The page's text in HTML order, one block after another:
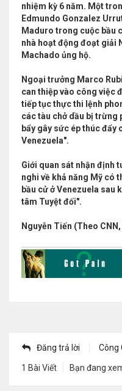
nhiệm kỳ 6 năm. Một
Edmundo Gonzalez
Maduro trong cuộc bầu
nhà hoạt động đoạt giải
Machado ủng hộ.
Ngoại trưởng Marco
can thiệp vào công việc
tiếp tục thực thi lệnh
các tàu chở dầu bị trừng
bẩy gây sức ép thúc đẩy
Venezuela".
Giới quan sát nhận định
nghi về khả năng Mỹ có
bầu cử ở Venezuela sau
tâm Tuyệt đối".
Nguyễn Tiến (Theo
Đăng trả lời Công
1 Bài Viết Bạn đang